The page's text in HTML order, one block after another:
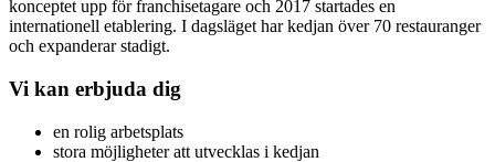
konceptet upp för franchisetagare och 2017 startades en
internationell etablering. I dagsläget har kedjan över 70 restauranger
och expanderar stadigt.
Vi kan erbjuda dig
en rolig arbetsplats
stora möjligheter att utvecklas i kedjan